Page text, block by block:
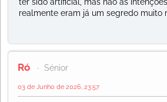
realmente eram já um segredo muito
Ró Sénior
03 de Junho de 2026, 23:57